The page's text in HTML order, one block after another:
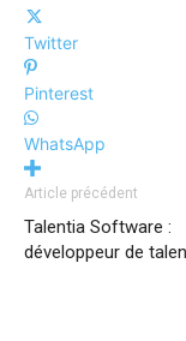
Twitter
Pinterest
WhatsApp
Article précédent
Talentia Software :
développeur de